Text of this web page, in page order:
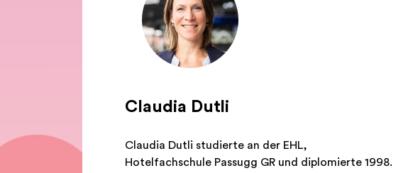
Claudia Dutli
Claudia Dutli studierte an der EHL,
Hotelfachschule Passugg GR und diplomierte 1998.